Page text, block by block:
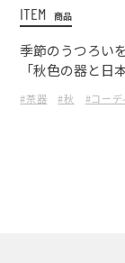
ITEM 商品
季節のうつろい
「秋色の器と日
#茶器 #秋 #コーデ